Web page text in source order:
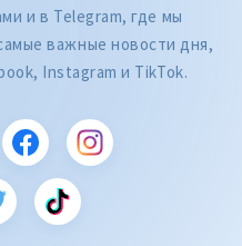
и в Telegram, где мы
важные новости дня,
Instagram и TikTok.